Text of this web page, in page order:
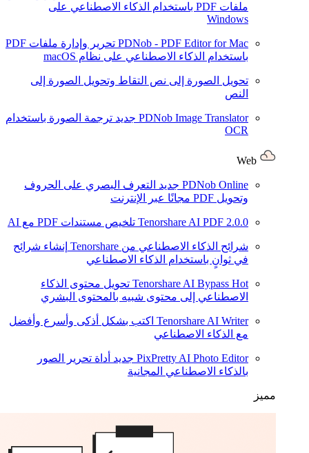
ملفات PDF باستخدام الذكاء الاصطناعي على
Windows
PDNob - PDF Editor for Mac
تحرير وإدارة ملفات PDF
باستخدام الذكاء الاصطناعي على نظام macOS
تحويل الصورة إلى نص التقاط وتحويل الصورة إلى
النص
PDNob Image Translator جديد ترجمة الصورة باستخدام
OCR
PDNob Online جديد التعرف البصري على الحروف
وتحويل PDF مجانًا عبر الإنترنت
Tenorshare AI PDF 2.0.0 تلخيص مستندات PDF مع AI
شرائح الذكاء الاصطناعي من Tenorshare
إنشاء شرائح
في ثوانٍ باستخدام الذكاء الاصطناعي
Tenorshare AI Bypass Hot
تحويل محتوى الذكاء
الاصطناعي إلى محتوى شبيه بالمحتوى البشري
Tenorshare AI Writer اكتب بشكل أذكى وأسرع وأفضل
مع الذكاء الاصطناعي
PixPretty AI Photo Editor جديد أداة تحرير الصور
بالذكاء الاصطناعي المجانية
مميز